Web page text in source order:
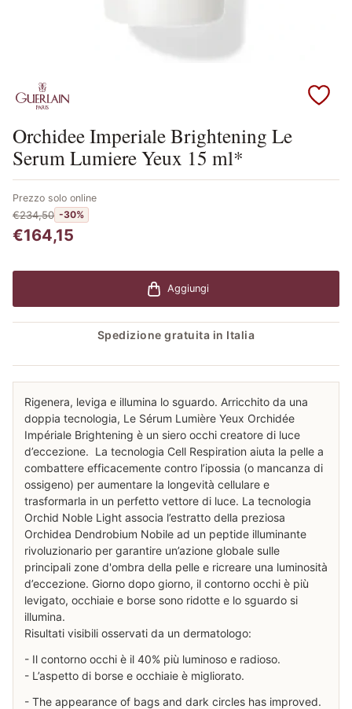
Scopri i prodotti Guerlain
Orchidee Imperiale Brightening Le
Serum Lumiere Yeux 15 ml*
Prezzo solo online
€234,50 -30%
€164,15
Aggiungi
Spedizione gratuita in Italia
Rigenera, leviga e illumina lo sguardo. Arricchito da una
doppia tecnologia, Le Sérum Lumière Yeux Orchidée
Impériale Brightening è un siero occhi creatore di luce
d’eccezione. La tecnologia Cell Respiration aiuta la pelle a
combattere efficacemente contro l’ipossia (o mancanza di
ossigeno) per aumentare la longevità cellulare e
trasformarla in un perfetto vettore di luce. La tecnologia
Orchid Noble Light associa l’estratto della preziosa
Orchidea Dendrobium Nobile ad un peptide illuminante
rivoluzionario per garantire un’azione globale sulle
principali zone d'ombra della pelle e ricreare una luminosità
d’eccezione. Giorno dopo giorno, il contorno occhi è più
levigato, occhiaie e borse sono ridotte e lo sguardo si
illumina.
Risultati visibili osservati da un dermatologo:
- Il contorno occhi è il 40% più luminoso e radioso.
- L’aspetto di borse e occhiaie è migliorato.
- The appearance of bags and dark circles has improved.